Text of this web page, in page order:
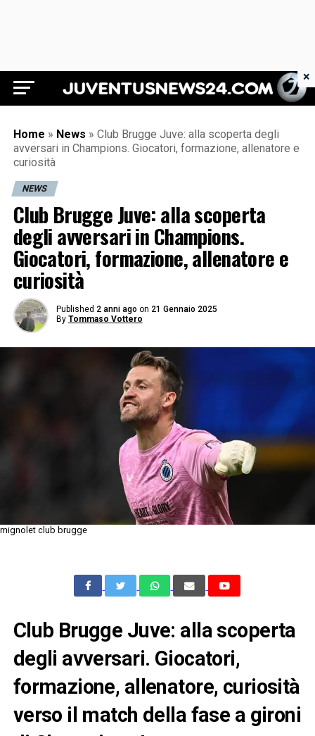
Juventus News 24
Home » News » Club Brugge Juve: alla scoperta degli
avversari in Champions. Giocatori, formazione, allenatore e
curiosità
NEWS
Club Brugge Juve: alla scoperta
degli avversari in Champions.
Giocatori, formazione, allenatore e
curiosità
Published 2 anni ago on 21 Gennaio 2025
By Tommaso Vottero
mignolet club brugge
Club Brugge Juve: alla scoperta
degli avversari. Giocatori,
formazione, allenatore, curiosità
verso il match della fase a gironi
×